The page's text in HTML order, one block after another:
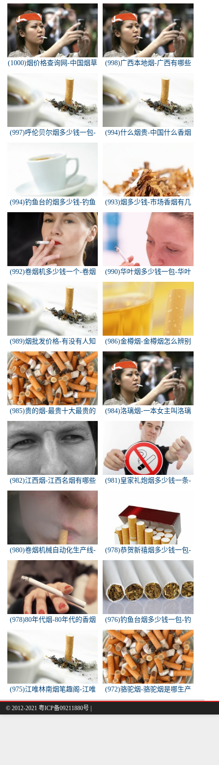
(1000)烟价格查询网-中国烟草
(998)广西本地烟-广西有哪些
(997)呼伦贝尔烟多少钱一包-
白色的呼伦贝尔香烟多少钱一
(994)什么烟贵-中国什么香烟
(994)钓鱼台的烟多少钱-钓鱼
台香烟价格有哪几种规格？
(993)烟多少钱-市场香烟有几
种 各多少钱一包
(992)卷烟机多少钱一个-卷烟
(990)华叶烟多少钱一包-华叶
烟价格多少钱一包
(989)烟批发价格-有没有人知
道，各种香烟批发价？
(986)金樽烟-金樽烟怎么辨别
真假
(985)贵的烟-最贵十大最贵的
香烟是什么
(984)洛璃烟-一本女主叫洛璃
烟的快穿小说，叫什么名字来
着？？？
(982)江西烟-江西名烟有哪些
(981)皇家礼炮烟多少钱一条-
(980)卷烟机械自动化生产线-
中国烟草机械集团
(978)恭贺新禧烟多少钱一包-
恭贺新禧香烟有细支的多少钱
一盒？
(978)80年代烟-80年代的香烟
(976)钓鱼台烟多少钱一包-钓
鱼台烟多少钱一包
(975)江唯林南烟笔趣阁-江唯
林南烟小说叫什么名字？
(972)骆驼烟-骆驼烟是哪生产
的
© 2012-2021 粤ICP备09211880号 |